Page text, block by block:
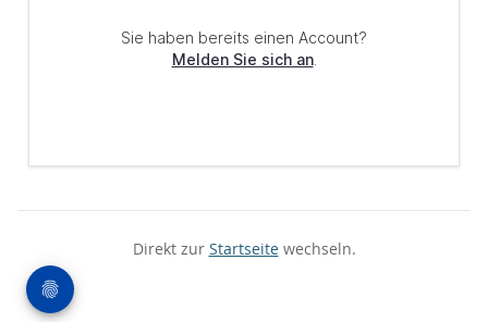
Direkt zur Startseitewechseln.